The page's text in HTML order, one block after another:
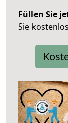
Füllen Sie
Sie